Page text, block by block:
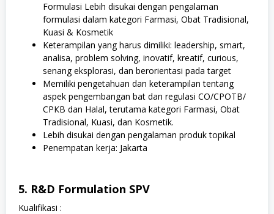
Formulasi Lebih disukai dengan pengalaman
formulasi dalam kategori Farmasi, Obat Tradisional,
Kuasi & Kosmetik
Keterampilan yang harus dimiliki: leadership, smart,
analisa, problem solving, inovatif, kreatif, curious,
senang eksplorasi, dan berorientasi pada target
Memiliki pengetahuan dan keterampilan tentang
aspek pengembangan bat dan regulasi CO/СРОТВ/
СРКВ dan Halal, terutama kategori Farmasi, Obat
Tradisional, Kuasi, dan Kosmetik.
Lebih disukai dengan pengalaman produk topikal
Penempatan kerja: Jakarta
5. R&D Formulation SPV
Kualifikasi :